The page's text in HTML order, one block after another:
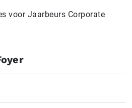
voor Jaarbeurs Corporate